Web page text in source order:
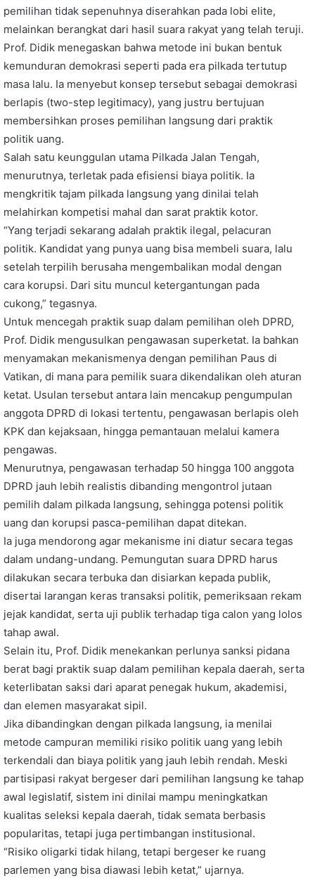
pemilihan tidak sepenuhnya diserahkan pada lobi elite,
melainkan berangkat dari hasil suara rakyat yang telah teruji.
Prof. Didik menegaskan bahwa metode ini bukan bentuk
kemunduran demokrasi seperti pada era pilkada tertutup
masa lalu. Ia menyebut konsep tersebut sebagai demokrasi
berlapis (two-step legitimacy), yang justru bertujuan
membersihkan proses pemilihan langsung dari praktik
politik uang.
Salah satu keunggulan utama Pilkada Jalan Tengah,
menurutnya, terletak pada efisiensi biaya politik. Ia
mengkritik tajam pilkada langsung yang dinilai telah
melahirkan kompetisi mahal dan sarat praktik kotor.
“Yang terjadi sekarang adalah praktik ilegal, pelacuran
politik. Kandidat yang punya uang bisa membeli suara, lalu
setelah terpilih berusaha mengembalikan modal dengan
cara korupsi. Dari situ muncul ketergantungan pada
cukong,” tegasnya.
Untuk mencegah praktik suap dalam pemilihan oleh DPRD,
Prof. Didik mengusulkan pengawasan superketat. Ia bahkan
menyamakan mekanismenya dengan pemilihan Paus di
Vatikan, di mana para pemilik suara dikendalikan oleh aturan
ketat. Usulan tersebut antara lain mencakup pengumpulan
anggota DPRD di lokasi tertentu, pengawasan berlapis oleh
KPK dan kejaksaan, hingga pemantauan melalui kamera
pengawas.
Menurutnya, pengawasan terhadap 50 hingga 100 anggota
DPRD jauh lebih realistis dibanding mengontrol jutaan
pemilih dalam pilkada langsung, sehingga potensi politik
uang dan korupsi pasca-pemilihan dapat ditekan.
Ia juga mendorong agar mekanisme ini diatur secara tegas
dalam undang-undang. Pemungutan suara DPRD harus
dilakukan secara terbuka dan disiarkan kepada publik,
disertai larangan keras transaksi politik, pemeriksaan rekam
jejak kandidat, serta uji publik terhadap tiga calon yang lolos
tahap awal.
Selain itu, Prof. Didik menekankan perlunya sanksi pidana
berat bagi praktik suap dalam pemilihan kepala daerah, serta
keterlibatan saksi dari aparat penegak hukum, akademisi,
dan elemen masyarakat sipil.
Jika dibandingkan dengan pilkada langsung, ia menilai
metode campuran memiliki risiko politik uang yang lebih
terkendali dan biaya politik yang jauh lebih rendah. Meski
partisipasi rakyat bergeser dari pemilihan langsung ke tahap
awal legislatif, sistem ini dinilai mampu meningkatkan
kualitas seleksi kepala daerah, tidak semata berbasis
popularitas, tetapi juga pertimbangan institusional.
“Risiko oligarki tidak hilang, tetapi bergeser ke ruang
parlemen yang bisa diawasi lebih ketat,” ujarnya.